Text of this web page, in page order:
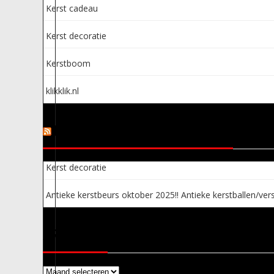
Kerst cadeau
Kerst decoratie
Kerstboom
klikklik.nl
KERSTSPULLEN ADVERTENTIES
Kerst decoratie
Antieke kerstbeurs oktober 2025!! Antieke kerstballen/
ARCHIEVEN
Archieven